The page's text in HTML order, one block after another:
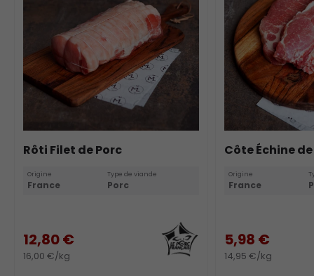
Rôti Filet de Porc
Origine
France
Type de viande
Porc
12,80 €
16,00 €/kg
Côte Échine
Origine
France
5,98 €
14,95 €/kg